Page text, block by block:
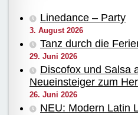
Linedance – Party
3. August 2026
Tanz durch die
29. Juni 2026
Discofox und Salsa
Neueinsteiger zum
26. Juni 2026
NEU: Modern Latin